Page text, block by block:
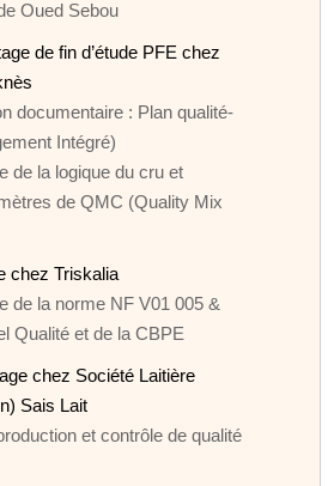
Oued Sebou
de fin d’étude PFE chez
documentaire : Plan qualité-
Intégré)
de la logique du cru et
de QMC (Quality Mix
chez Triskalia
de la norme NF V01 005 &
Qualité et de la CBPE
chez Société Laitière
Sais Lait
et contrôle de qualité